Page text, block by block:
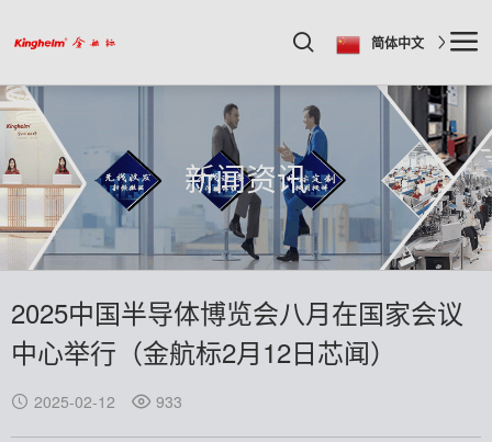
简体中文
新闻资讯
2025中国半导体博览会八月在国家会议
中心举行（金航标2月12日芯闻）
2025-02-12 933